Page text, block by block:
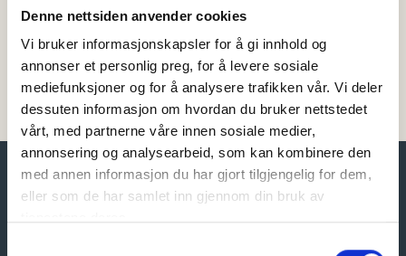
Denne nettsiden anvender cookies
Vi bruker informasjonskapsler for å gi innhold og
annonser et personlig preg, for å levere sosiale
mediefunksjoner og for å analysere trafikken vår. Vi deler
dessuten informasjon om hvordan du bruker nettstedet
vårt, med partnerne våre innen sosiale medier,
annonsering og analysearbeid, som kan kombinere den
med annen informasjon du har gjort tilgjengelig for dem,
eller som de har samlet inn gjennom din bruk av
operators to ensure the highest level of secure
communication, and our solutions are in use at
several offshore installations on the Norwegian
continental shelf.